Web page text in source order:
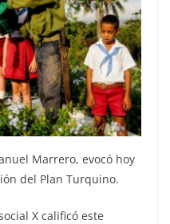
Marrero, evocó hoy
del Plan Turquino.
X calificó este